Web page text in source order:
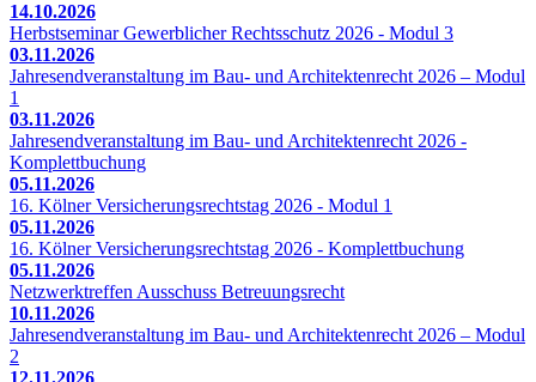
14.10.2026
Herbstseminar Gewerblicher Rechtsschutz 2026 - Modul 3
03.11.2026
Jahresendveranstaltung im Bau- und Architektenrecht 2026 – Modul
1
03.11.2026
Jahresendveranstaltung im Bau- und Architektenrecht 2026 -
Komplettbuchung
05.11.2026
16. Kölner Versicherungsrechtstag 2026 - Modul 1
05.11.2026
16. Kölner Versicherungsrechtstag 2026 - Komplettbuchung
05.11.2026
Netzwerktreffen Ausschuss Betreuungsrecht
10.11.2026
Jahresendveranstaltung im Bau- und Architektenrecht 2026 – Modul
2
12.11.2026